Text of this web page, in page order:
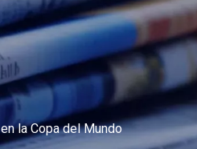
la Copa del Mundo